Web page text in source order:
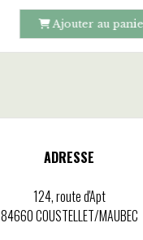
Ajouter au panier
ADRESSE
124, route d'Apt
84660 COUSTELLET/MAUBEC